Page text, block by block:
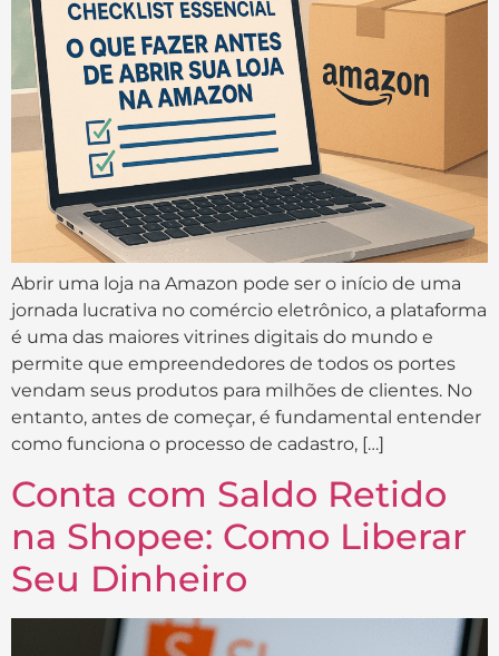
Abrir uma loja na Amazon pode ser o início de uma
jornada lucrativa no comércio eletrônico, a plataforma
é uma das maiores vitrines digitais do mundo e
permite que empreendedores de todos os portes
vendam seus produtos para milhões de clientes. No
entanto, antes de começar, é fundamental entender
como funciona o processo de cadastro, […]
Conta com Saldo Retido
na Shopee: Como Liberar
Seu Dinheiro